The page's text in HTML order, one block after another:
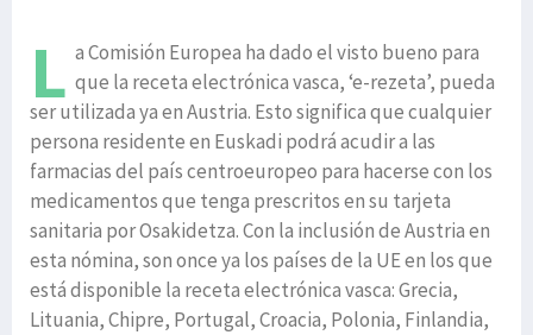
L a Comisión Europea ha dado el visto bueno para
que la receta electrónica vasca, ‘e-rezeta’, pueda
ser utilizada ya en Austria. Esto significa que cualquier
persona residente en Euskadi podrá acudir a las
farmacias del país centroeuropeo para hacerse con los
medicamentos que tenga prescritos en su tarjeta
sanitaria por Osakidetza. Con la inclusión de Austria en
esta nómina, son once ya los países de la UE en los que
está disponible la receta electrónica vasca: Grecia,
Lituania, Chipre, Portugal, Croacia, Polonia, Finlandia,